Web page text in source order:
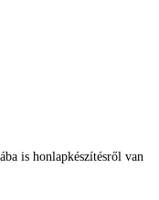
is honlapkészítésről van